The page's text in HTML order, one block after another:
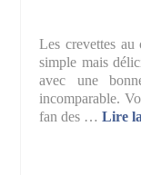
Les crevettes
simple mais
avec une
incomparable.
fan des …Lire